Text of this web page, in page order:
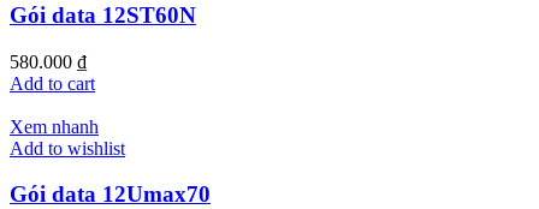
Gói data 12ST60N
580.000 ₫
Add to cart
Xem nhanh
Add to wishlist
Gói data 12Umax70